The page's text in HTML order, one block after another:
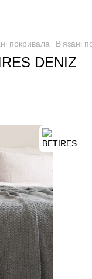
покривала В'язані
DENIZ